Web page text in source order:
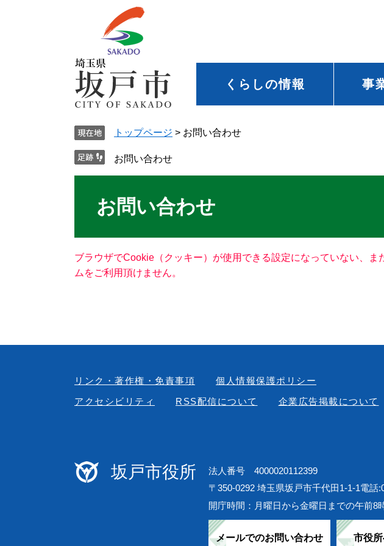
くらしの情報 事
トップページ > お問い合わせ
お問い合わせ
お問い合わせ
ブラウザでCookie（クッキー）が使用できる設定になっていない、
ムをご利用頂けません。
リンク・著作権・免責事項
個人情報保護ポリシー
アクセシビリティ
RSS配信について 企業広告掲載について
坂戸市役所
法人番号 4000020112399
〒350-0292 埼玉県坂戸市千代田1-1-1電話
開庁時間：月曜日から金曜日までの午前8
メールでのお問い合わせ 市役